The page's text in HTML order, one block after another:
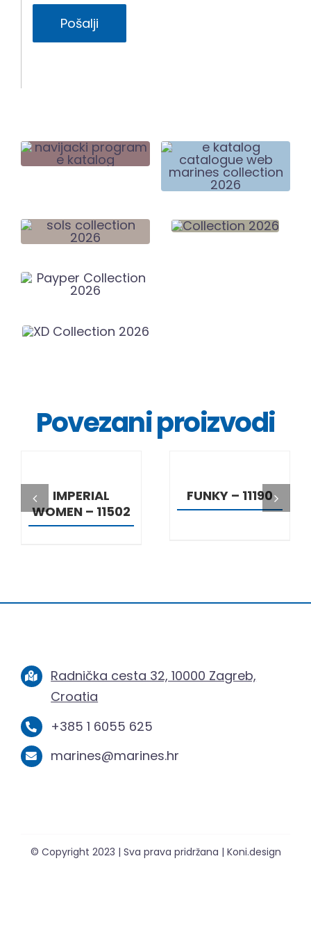
Pošalji
Povezani proizvodi
IMPERIAL
WOMEN – 11502
FUNKY – 11190
Radnička cesta 32, 10000 Zagreb,
Croatia
+385 1 6055 625
marines@marines.hr
© Copyright 2023 | Sva prava pridržana | Koni.design